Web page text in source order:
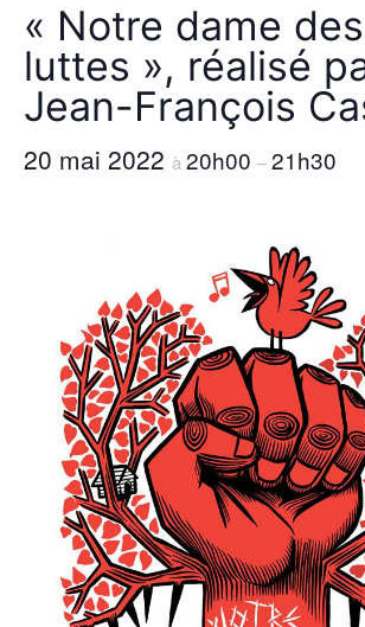
« Notre dame des
luttes », réalisé
Jean-François
20 mai 2022 à 20h00 –21h30